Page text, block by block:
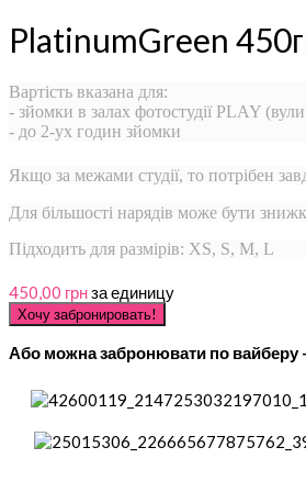
PlatinumGreen
Вартість вказана для:
- зйомки в залах фотостудії PLAY
- до 2-ух годин зйомки
Якщо за межами студії, то потрібен
Для більшості нарядів може бути
Підходить для размірів: XS, S, M, L
450,00 грнза единицу
Або можна забронювати по вайберу -